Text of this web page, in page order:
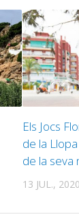
Els Jocs
de la
de la seva
13 JUL., 2020